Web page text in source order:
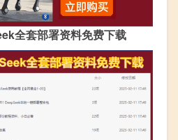
全套部署资料免费下载